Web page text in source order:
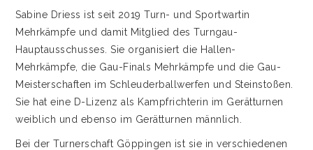
Sabine Driess ist seit 2019 Turn- und Sportwartin
Mehrkämpfe und damit Mitglied des Turngau-
Hauptausschusses. Sie organisiert die Hallen-
Mehrkämpfe, die Gau-Finals Mehrkämpfe und die Gau-
Meisterschaften im Schleuderballwerfen und Steinstoßen.
Sie hat eine D-Lizenz als Kampfrichterin im Gerätturnen
weiblich und ebenso im Gerätturnen männlich.
Bei der Turnerschaft Göppingen ist sie in verschiedenen